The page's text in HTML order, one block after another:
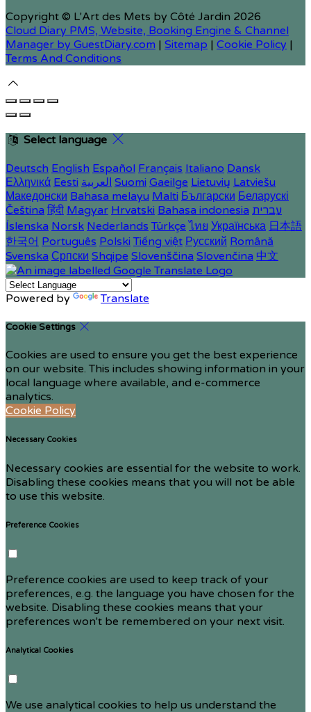
Copyright © L'Art des Mets by Côté Jardin 2026
Cloud Diary PMS, Website, Booking Engine & Channel
Manager by GuestDiary.com | Sitemap | Cookie Policy |
Terms And Conditions
Select language
Deutsch English Español Français Italiano Dansk
Ελληνικά Eesti العربية Suomi Gaeilge Lietuvių Latviešu
Македонски Bahasa melayu Malti Български Беларускі
Čeština हिंदी Magyar Hrvatski Bahasa indonesia עברית
Íslenska Norsk Nederlands Türkçe ไทย Українська 日本語
한국어 Português Polski Tiếng việt Русский Română
Svenska Српски Shqipe Slovenščina Slovenčina 中文
Powered by Translate
Cookie Settings
Cookies are used to ensure you get the best experience
on our website. This includes showing information in your
local language where available, and e-commerce
analytics.
Cookie Policy
Necessary Cookies
Necessary cookies are essential for the website to work.
Disabling these cookies means that you will not be able
to use this website.
Preference Cookies
Preference cookies are used to keep track of your
preferences, e.g. the language you have chosen for the
website. Disabling these cookies means that your
preferences won't be remembered on your next visit.
Analytical Cookies
We use analytical cookies to help us understand the